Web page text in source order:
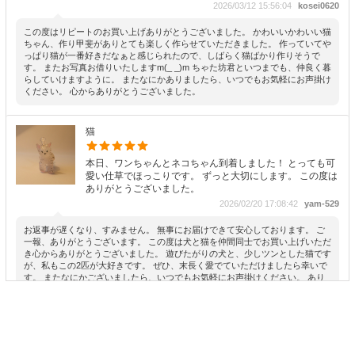
kosei0620
2026/03/12 15:56:04
この度はリピートのお買い上げありがとうございました。 かわいいかわいい猫
ちゃん、作り甲斐がありとても楽しく作らせていただきました。 作っていてや
っぱり猫が一番好きだなぁと感じられたので、しばらく猫ばかり作りそうで
す。 またお写真お借りいたしますm(_ _)m ちゃた坊君といつまでも、仲良く暮
らしていけますように。 またなにかありましたら、いつでもお気軽にお声掛け
ください。 心からありがとうございました。
猫
本日、ワンちゃんとネコちゃん到着しました！ とっても可
愛い仕草でほっこりです。 ずっと大切にします。 この度は
ありがとうございました。
yam-529
2026/02/20 17:08:42
お返事が遅くなり、すみません。 無事にお届けできて安心しております。 ご
一報、ありがとうございます。 この度は犬と猫を仲間同士でお買い上げいただ
き心からありがとうございました。 遊びたがりの犬と、少しツンとした猫です
が、私もこの2匹が大好きです。 ぜひ、末長く愛でていただけましたら幸いで
す。 またなにかございましたら、いつでもお気軽にお声掛けください。 あり